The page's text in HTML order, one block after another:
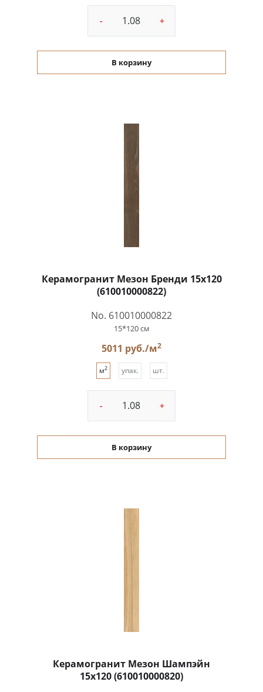
- +
В корзину
Керамогранит Мезон Бренди 15x120
(610010000822)
No. 610010000822
15*120 см
5011 руб./м2
м2 упак. шт.
- +
В корзину
Керамогранит Мезон Шампэйн
15x120 (610010000820)